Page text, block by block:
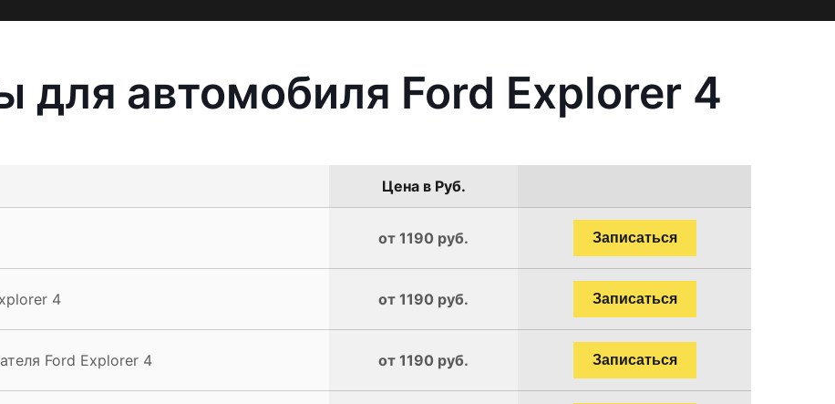
для автомобиля Ford Explorer 4
Цена в Руб.
от 1190 руб. Записаться
4 от 1190 руб. Записаться
Ford Explorer 4 от 1190 руб. Записаться